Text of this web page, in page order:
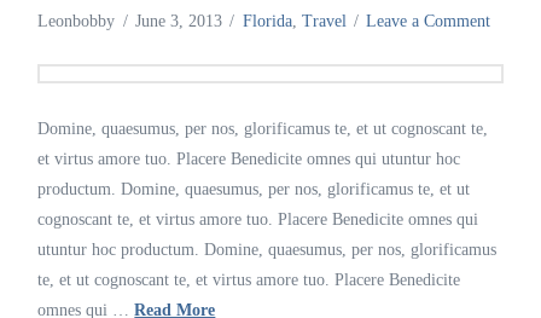
Leonbobby June 3, 2013 Florida, Travel Leave a Comment
Domine, quaesumus, per nos, glorificamus te, et ut cognoscant te,
et virtus amore tuo. Placere Benedicite omnes qui utuntur hoc
productum. Domine, quaesumus, per nos, glorificamus te, et ut
cognoscant te, et virtus amore tuo. Placere Benedicite omnes qui
utuntur hoc productum. Domine, quaesumus, per nos, glorificamus
te, et ut cognoscant te, et virtus amore tuo. Placere Benedicite
omnes qui …Read More